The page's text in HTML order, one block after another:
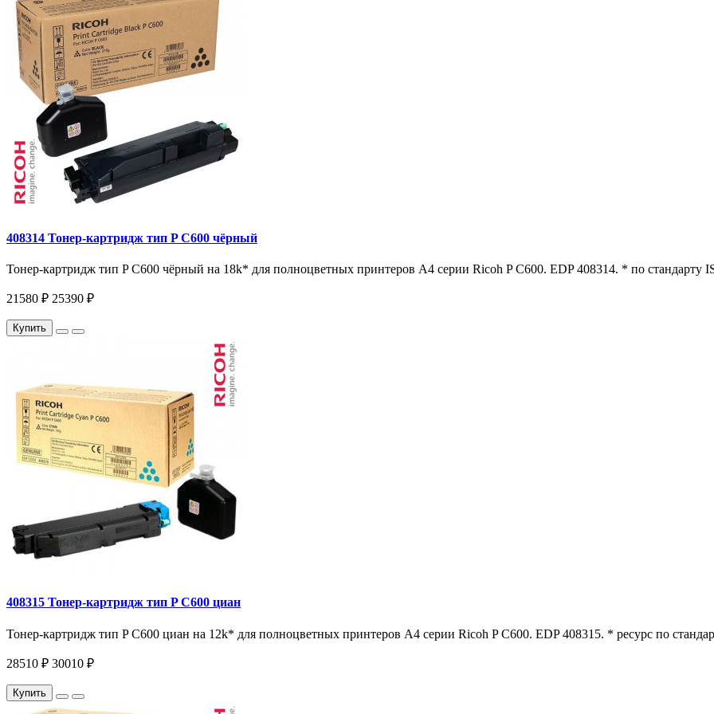
408314 Тонер-картридж тип P C600 чёрный
Тонер-картридж тип P C600 чёрный на 18k* для полноцветных принтеров A4 серии Ricoh P C600. EDP 408314. * по стандарту
21580 ₽ 25390 ₽
Купить
408315 Тонер-картридж тип P C600 циан
Тонер-картридж тип P C600 циан на 12k* для полноцветных принтеров A4 серии Ricoh P C600. EDP 408315. * ресурс по
28510 ₽ 30010 ₽
Купить